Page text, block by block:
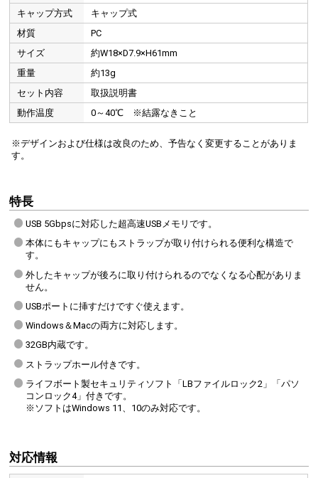
キャップ方式
キャップ式
材質
PC
サイズ
約W18×D7.9×H61mm
重量
約13g
セット内容
取扱説明書
動作温度
0～40℃ ※結露なきこと
※デザインおよび仕様は改良のため、予告なく変更することがありま
す。
特長
USB 5Gbpsに対応した超高速USBメモリです。
本体にもキャップにもストラップが取り付けられる便利な構造で
す。
外したキャップが後ろに取り付けられるのでなくなる心配がありま
せん。
USBポートに挿すだけですぐ使えます。
Windows＆Macの両方に対応します。
32GB内蔵です。
ストラップホール付きです。
ライフボート製セキュリティソフト「LBファイルロック2」「パソ
コンロック4」付きです。
※ソフトはWindows 11、10のみ対応です。
対応情報